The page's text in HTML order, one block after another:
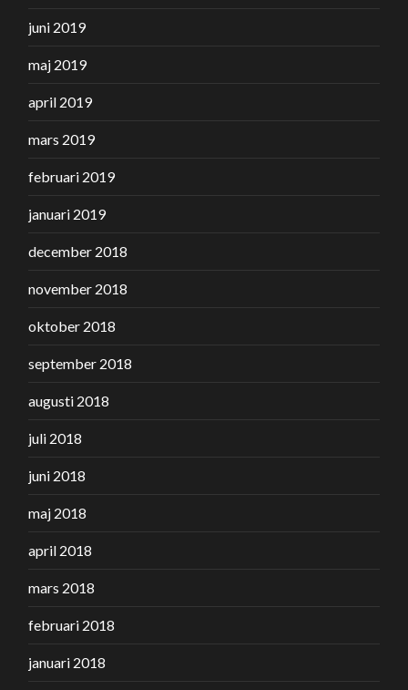
juni 2019
maj 2019
april 2019
mars 2019
februari 2019
januari 2019
december 2018
november 2018
oktober 2018
september 2018
augusti 2018
juli 2018
juni 2018
maj 2018
april 2018
mars 2018
februari 2018
januari 2018